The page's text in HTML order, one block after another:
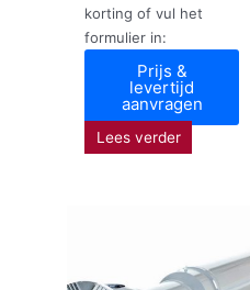
korting of vul het
formulier in:
Prijs &
levertijd
aanvragen
Lees verder